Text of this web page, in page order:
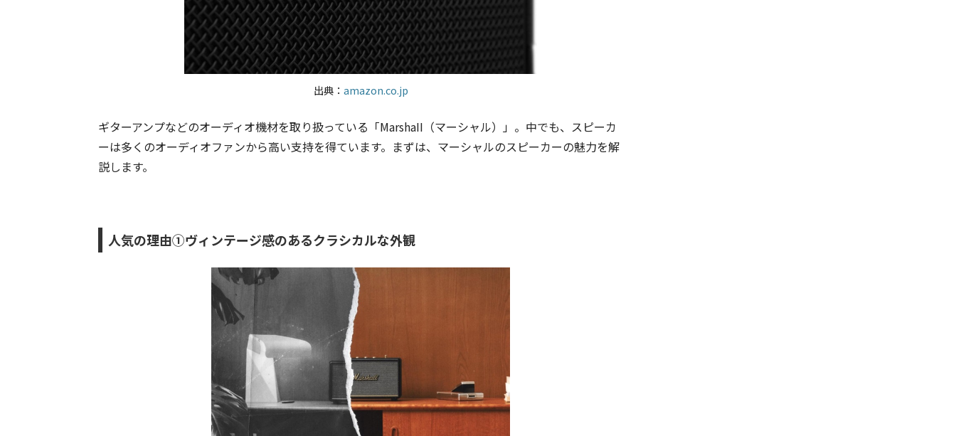
出典： amazon.co.jp
ギターアンプなどのオーディオ機材を取り扱っている「MarshaII（マーシャル）」。中でも、スピーカ
ーは多くのオーディオファンから高い支持を得ています。まずは、マーシャルのスピーカーの魅力を解
説します。
人気の理由①ヴィンテージ感のあるクラシカルな外観